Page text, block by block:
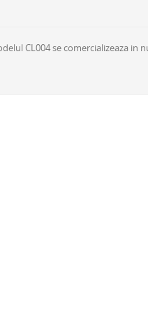
CL004 se comercializeaza in